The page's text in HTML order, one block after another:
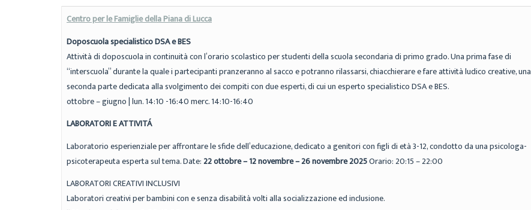
Centro per le Famiglie della Piana di Lucca
Doposcuola specialistico DSA e BES
Attività di doposcuola in continuità con l’orario scolastico per studenti della scuola secondaria di primo grado. Una prima fase di
“interscuola” durante la quale i partecipanti pranzeranno al sacco e potranno rilassarsi, chiacchierare e fare attività ludico creative, una
seconda parte dedicata alla svolgimento dei compiti con due esperti, di cui un esperto specialistico DSA e BES.
ottobre – giugno | lun. 14:10 -16:40 merc. 14:10-16:40
LABORATORI E ATTIVITÁ
Laboratorio esperienziale per affrontare le sfide dell’educazione, dedicato a genitori con figli di età 3-12, condotto da una psicologa-
psicoterapeuta esperta sul tema. Date:22 ottobre – 12 novembre – 26 novembre 2025Orario: 20:15 – 22:00
LABORATORI CREATIVI INCLUSIVI
Laboratori creativi per bambini con e senza disabilità volti alla socializzazione ed inclusione.